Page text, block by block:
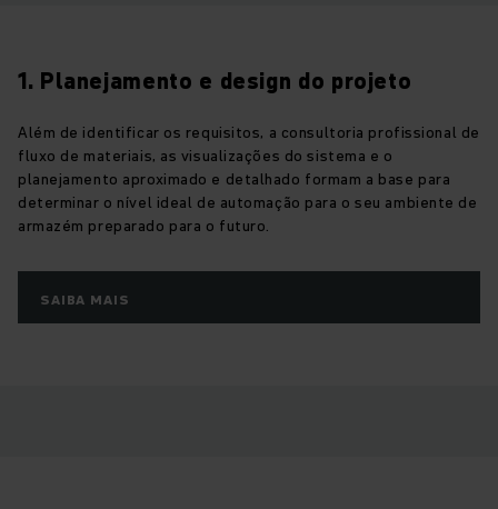
1. Planejamento e design do projeto
Além de identificar os requisitos, a consultoria profissional de
fluxo de materiais, as visualizações do sistema e o
planejamento aproximado e detalhado formam a base para
determinar o nível ideal de automação para o seu ambiente de
armazém preparado para o futuro.
SAIBA MAIS